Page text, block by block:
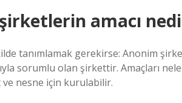
amacı
tanımlamak gerekirse: Anonim
sorumlu olan şirkettir. Amaçları
nesne için kurulabilir.